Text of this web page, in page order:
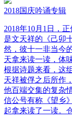
2018国庆吟诵专辑
2018年10月1日，
是文天祥的《己卯
然，彼十一非当今
天拿来读一读，体
根据诗题来看，这
天祥被俘之后所作
他百端交集的复杂
信公号有称《望乡
起拿来读了一读。